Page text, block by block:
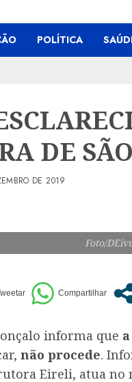
POLÍTICA
DE
DE 2019
Foto/
informa que
não procede.
Eireli, atua no